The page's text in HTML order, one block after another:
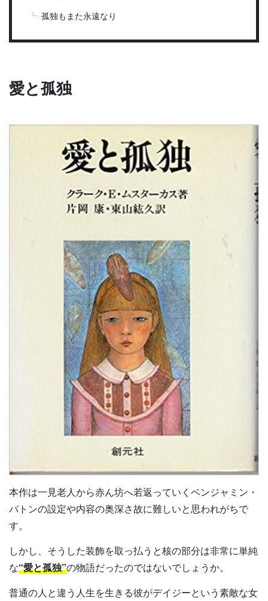
孤独もまた永遠なり
愛と孤独
本作は一見老人から赤ん坊へ若返っていくベンジャミン・
バトンの設定や内容の奥深さ故に難しいと思われがちで
す。
しかし、そうした装飾を取っ払うと核の部分は非常に単純
な“愛と孤独”の物語だったのではないでしょうか。
普通の人と違う人生を生きる彼がデイジーという素敵な女